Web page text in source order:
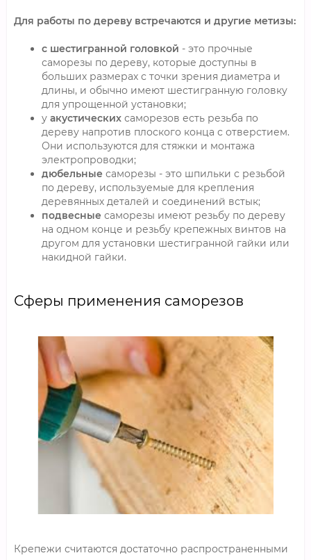
Для работы по дереву встречаются и другие метизы:
с шестигранной головкой - это прочные
саморезы по дереву, которые доступны в
больших размерах с точки зрения диаметра и
длины, и обычно имеют шестигранную головку
для упрощенной установки;
у акустических саморезов есть резьба по
дереву напротив плоского конца с отверстием.
Они используются для стяжки и монтажа
электропроводки;
дюбельные саморезы - это шпильки с резьбой
по дереву, используемые для крепления
деревянных деталей и соединений встык;
подвесные саморезы имеют резьбу по дереву
на одном конце и резьбу крепежных винтов на
другом для установки шестигранной гайки или
накидной гайки.
Сферы применения саморезов
Крепежи считаются достаточно распространенными